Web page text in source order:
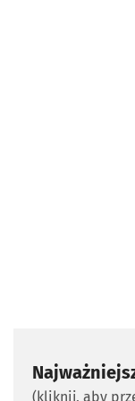
(kliknij, aby